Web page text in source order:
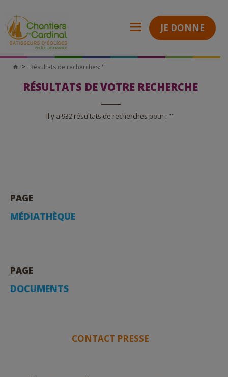
JE DONNE
Chantiers
Cardinal
Résultats de recherches: ''
RÉSULTATS DE VOTRE RECHERCHE
Il y a 932 résultats de recherches pour : ""
PAGE
MÉDIATHÈQUE
PAGE
DOCUMENTS
CONTACT PRESSE